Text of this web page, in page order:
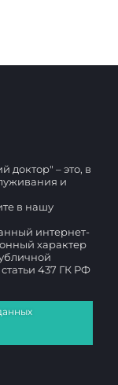
доктор" – это, в
и
в нашу
интернет-
характер
437 ГК РФ